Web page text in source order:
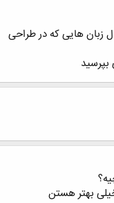
زبان هایی که در طراحی
بپرسید
بهتر هستن